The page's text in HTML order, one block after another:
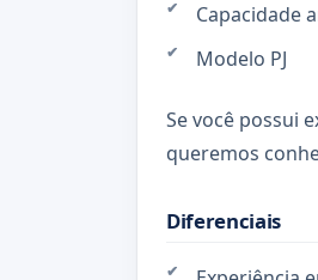
Capacidade
Modelo PJ
Se você possui
queremos
Diferenciais